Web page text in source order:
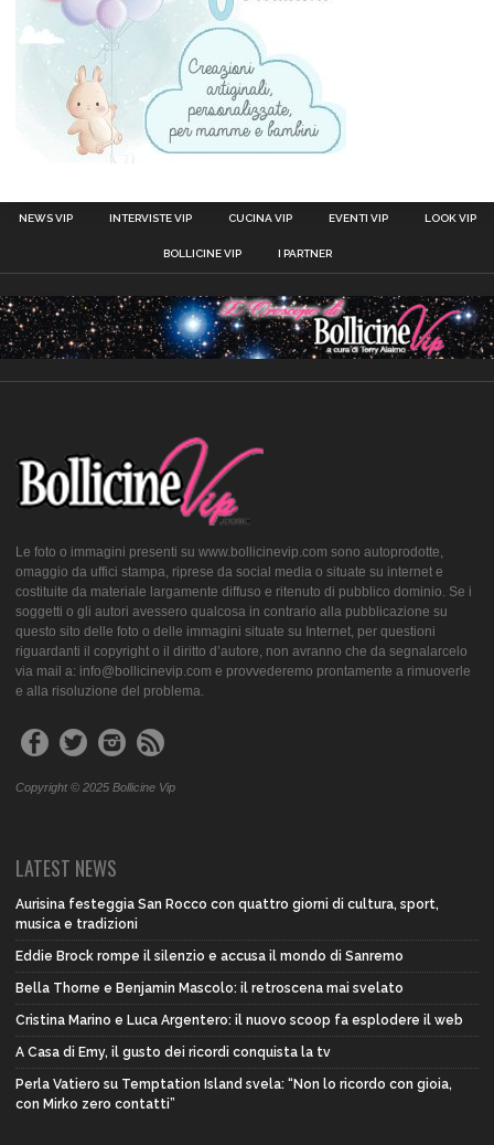
NEWS VIP INTERVISTE VIP CUCINA VIP EVENTI VIP LOOK VIP
BOLLICINE VIP I PARTNER
Le foto o immagini presenti su www.bollicinevip.com sono autoprodotte,
omaggio da uffici stampa, riprese da social media o situate su internet e
costituite da materiale largamente diffuso e ritenuto di pubblico dominio. Se i
soggetti o gli autori avessero qualcosa in contrario alla pubblicazione su
questo sito delle foto o delle immagini situate su Internet, per questioni
riguardanti il copyright o il diritto d’autore, non avranno che da segnalarcelo
via mail a: info@bollicinevip.com e provvederemo prontamente a rimuoverle
e alla risoluzione del problema.
Copyright © 2025 Bollicine Vip
LATEST NEWS
Aurisina festeggia San Rocco con quattro giorni di cultura, sport,
musica e tradizioni
Eddie Brock rompe il silenzio e accusa il mondo di Sanremo
Bella Thorne e Benjamin Mascolo: il retroscena mai svelato
Cristina Marino e Luca Argentero: il nuovo scoop fa esplodere il web
A Casa di Emy, il gusto dei ricordi conquista la tv
Perla Vatiero su Temptation Island svela: “Non lo ricordo con gioia,
con Mirko zero contatti”